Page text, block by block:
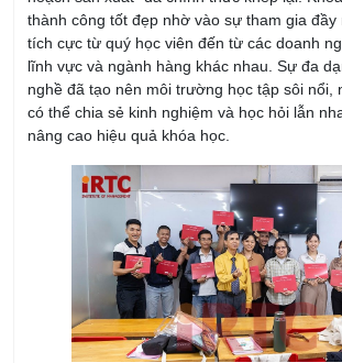
thành công tốt đẹp nhờ vào sự tham gia đầy
tích cực từ quý học viên đến từ các doanh
lĩnh vực và ngành hàng khác nhau. Sự đa
nghề đã tạo nên môi trường học tập sôi nổi,
có thể chia sẻ kinh nghiệm và học hỏi lẫn
nâng cao hiệu quả khóa học.